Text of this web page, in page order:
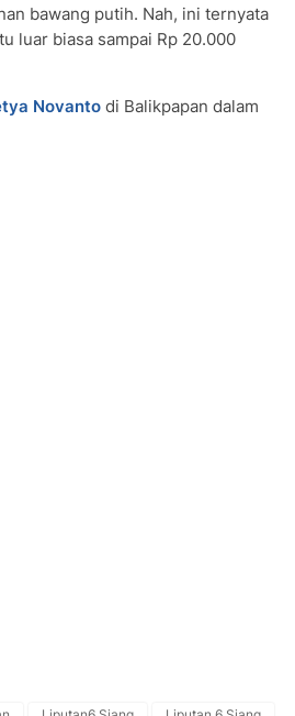
bawang putih. Nah, ini ternyata
luar biasa sampai Rp 20.000
Novanto di Balikpapan dalam